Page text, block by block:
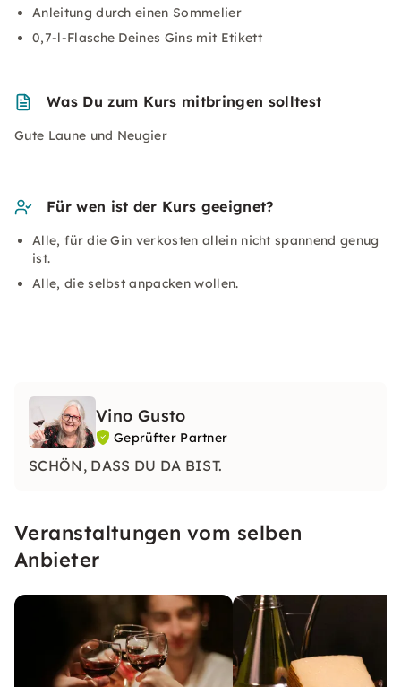
Anleitung durch einen Sommelier
0,7-l-Flasche Deines Gins mit Etikett
Was Du zum Kurs mitbringen solltest
Gute Laune und Neugier
Für wen ist der Kurs geeignet?
Alle, für die Gin verkosten allein nicht spannend genug
ist.
Alle, die selbst anpacken wollen.
Vino Gusto
Geprüfter Partner
SCHÖN, DASS DU DA BIST.
Veranstaltungen vom selben
Anbieter